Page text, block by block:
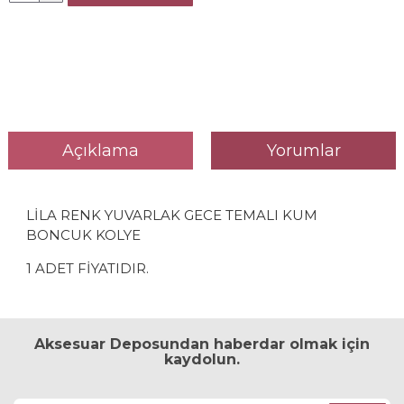
Açıklama Yorumlar
LİLA RENK YUVARLAK GECE TEMALI KUM
BONCUK KOLYE
1 ADET FİYATIDIR.
Aksesuar Deposundan haberdar olmak için
kaydolun.